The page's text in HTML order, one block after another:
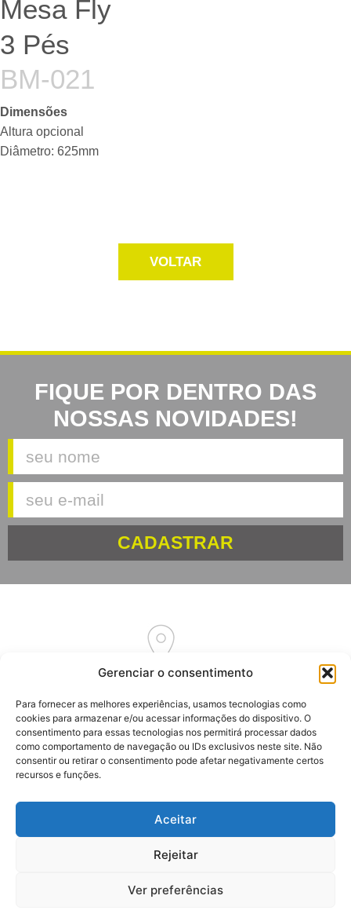
Gerenciar o consentimento
Para fornecer as melhores experiências, usamos tecnologias como
cookies para armazenar e/ou acessar informações do dispositivo. O
consentimento para essas tecnologias nos permitirá processar dados
como comportamento de navegação ou IDs exclusivos neste site. Não
consentir ou retirar o consentimento pode afetar negativamente certos
recursos e funções.
Aceitar
Rejeitar
Ver preferências
Mesa Fly
3 Pés
BM-021
Dimensões
Altura opcional
Diâmetro: 625mm
VOLTAR
FIQUE POR DENTRO DAS
NOSSAS NOVIDADES!
CADASTRAR
Garibaldi – RS
CEP: 95720-000
(54) 3464-7262
(54) 99916-2061